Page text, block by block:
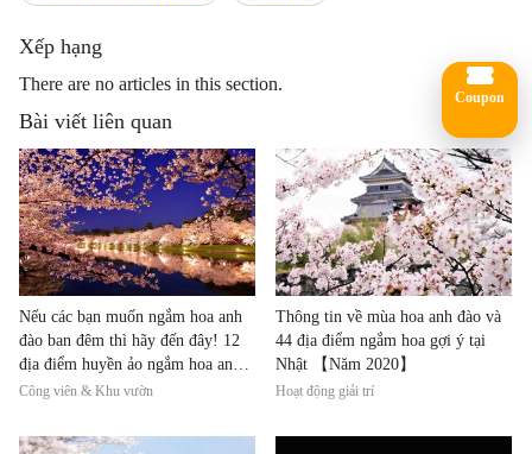
Xếp hạng
There are no articles in this section.
Bài viết liên quan
Nếu các bạn muốn ngắm hoa anh
đào ban đêm thì hãy đến đây! 12
địa điểm huyền ảo ngắm hoa anh
đào có light up
Công viên & Khu vườn
Thông tin về mùa hoa anh đào và
44 địa điểm ngắm hoa gợi ý tại
Nhật 【Năm 2020】
Hoạt động giải trí
Coupon